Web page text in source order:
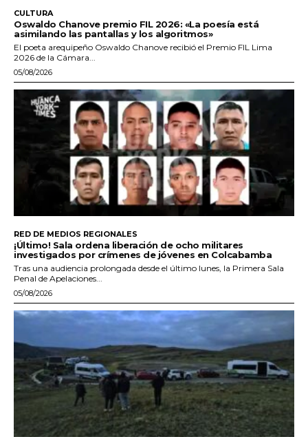
CULTURA
Oswaldo Chanove premio FIL 2026: «La poesía está
asimilando las pantallas y los algoritmos»
El poeta arequipeño Oswaldo Chanove recibió el Premio FIL Lima
2026 de la Cámara...
05/08/2026
RED DE MEDIOS REGIONALES
¡Último! Sala ordena liberación de ocho militares
investigados por crímenes de jóvenes en Colcabamba
Tras una audiencia prolongada desde el último lunes, la Primera Sala
Penal de Apelaciones...
05/08/2026